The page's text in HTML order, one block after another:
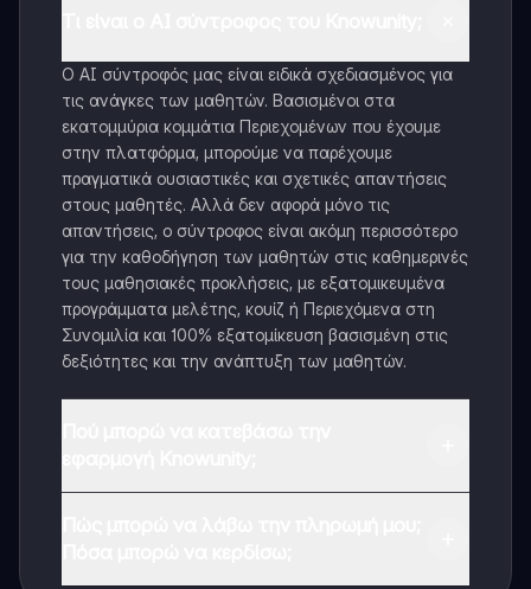
Ο AI σύντροφός μας είναι ειδικά σχεδιασμένος για
τις ανάγκες των μαθητών. Βασισμένοι στα
εκατομμύρια κομμάτια Περιεχομένων που έχουμε
στην πλατφόρμα, μπορούμε να παρέχουμε
πραγματικά ουσιαστικές και σχετικές απαντήσεις
στους μαθητές. Αλλά δεν αφορά μόνο τις
απαντήσεις, ο σύντροφος είναι ακόμη περισσότερο
για την καθοδήγηση των μαθητών στις καθημερινές
τους μαθησιακές προκλήσεις, με εξατομικευμένα
προγράμματα μελέτης, κουίζ ή Περιεχόμενα στη
Συνομιλία και 100% εξατομίκευση βασισμένη στις
δεξιότητες και την ανάπτυξη των μαθητών.